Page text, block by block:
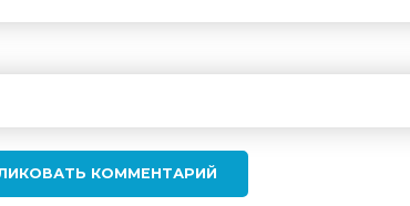
КОММЕНТАРИЙ